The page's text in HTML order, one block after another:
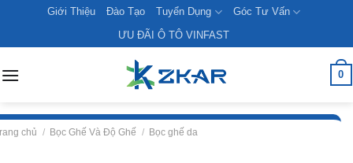
content
Giới Thiệu Đào Tạo Tuyển Dụng
Góc Tư Vấn
ƯU ĐÃI Ô TÔ VINFAST
0
chủ / Bọc Ghế Và Độ Ghế / Bọc ghế da